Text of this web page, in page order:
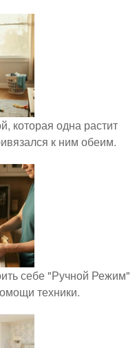
которая одна растит
к ним обеим.
себе "Ручной Режим"
техники.